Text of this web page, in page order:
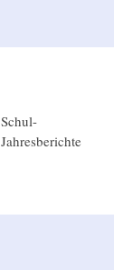
Schul-
Jahresberichte